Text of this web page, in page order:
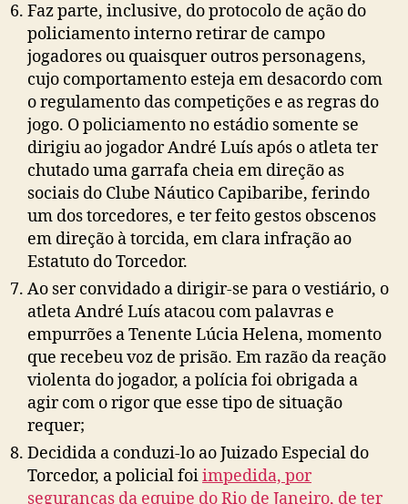
Faz parte, inclusive, do protocolo de ação do
policiamento interno retirar de campo
jogadores ou quaisquer outros personagens,
cujo comportamento esteja em desacordo com
o regulamento das competições e as regras do
jogo. O policiamento no estádio somente se
dirigiu ao jogador André Luís após o atleta ter
chutado uma garrafa cheia em direção as
sociais do Clube Náutico Capibaribe, ferindo
um dos torcedores, e ter feito gestos obscenos
em direção à torcida, em clara infração ao
Estatuto do Torcedor.
Ao ser convidado a dirigir-se para o vestiário, o
atleta André Luís atacou com palavras e
empurrões a Tenente Lúcia Helena, momento
que recebeu voz de prisão. Em razão da reação
violenta do jogador, a polícia foi obrigada a
agir com o rigor que esse tipo de situação
requer;
Decidida a conduzi-lo ao Juizado Especial do
Torcedor, a policial foiimpedida, por
seguranças da equipe do Rio de Janeiro, de ter